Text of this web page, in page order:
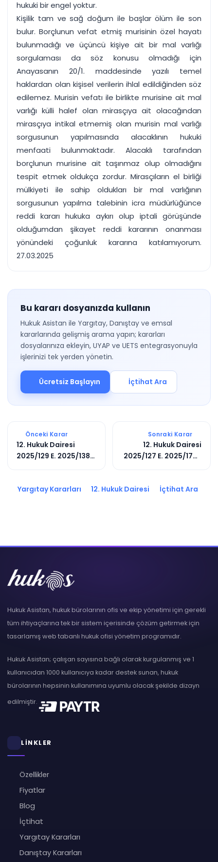
hukuki bir engel yoktur.
Kişilik tam ve sağ doğum ile başlar ölüm ile son
bulur. Borçlunun vefat etmiş murisinin özel hayatı
bulunmadığı ve üçüncü kişiye ait bir mal varlığı
sorgulaması da söz konusu olmadığı için
Anayasanın 20/1. maddesinde yazılı temel
haklardan olan kişisel verilerin ihlal edildiğinden söz
edilemez. Murisin vefatı ile birlikte murisine ait mal
varlığı külli halef olan mirasçıya ait olacağından
mirasçıya intikal etmemiş olan murisin mal varlığı
sorgusunun yapılmasında alacaklının hukuki
menfaati bulunmaktadır. Alacaklı tarafından
borçlunun murisine ait taşınmaz olup olmadığını
tespit etmek oldukça zordur. Mirasçıların el birliği
mülkiyeti ile sahip oldukları bir mal varlığının
sorgusunun yapılma talebinin icra müdürlüğünce
reddi kararı hukuka aykırı olup iptali görüşünde
olduğumdan şikayet reddi kararının onanması
yönündeki çoğunluk kararına katılamıyorum.
27.03.2025
Bu kararı dosyanızda kullanın
Hukuk Asistan ile Yargıtay, Danıştay ve emsal
kararlarında gelişmiş arama yapın; kararları
dosyalarınıza ekleyin, UYAP ve UETS entegrasyonuyla
işlerinizi tek yerden yönetin.
Ücretsiz Başlayın İçtihat Ara
Önceki Karar
12. Hukuk Dairesi
2025/129 E. 2025/1382
Sonraki Karar
12. Hukuk Dairesi
2025/127 E. 2025/1758
Yargıtay Kararları 12. Hukuk Dairesi İçtihat Ara
Hukuk Asistan, hukuk bürolarının ofis ve ekip yönetimi için gerekli
tüm ihtiyaçlarına tek bir sistem içerisinde çözüm getirmek için
tasarlamış web tabanlı hukuk ofisi yönetim programıdır.
Hukuk Asistan; çalışan sayısına bağlı olarak kurgulanmış ve 1
kullanıcıdan 1000 kullanıcıya kadar destek sunan, hukuk
bürolarının hepsinin kullanımına uyumlu olacak şekilde dizayn
edilmiştir.
LİNKLER
Özellikler
Fiyatlar
Blog
İçtihat
Yargıtay Kararları
Danıştay Kararları